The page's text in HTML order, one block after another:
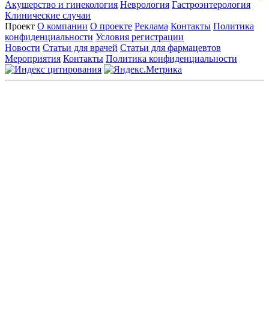
Акушерство и гинекология Неврология Гастроэнтерология
Клинические случаи
Проект О компании О проекте Реклама Контакты Политика
конфиденциальности Условия регистрации
Новости Статьи для врачей Статьи для фармацевтов
Мероприятия Контакты Политика конфиденциальности